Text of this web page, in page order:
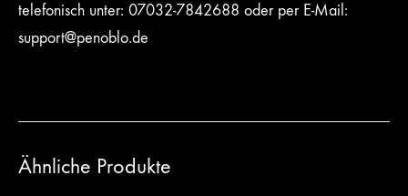
telefonisch unter: 07032-7842688 oder per E-Mail:
support@penoblo.de
Ähnliche Produkte